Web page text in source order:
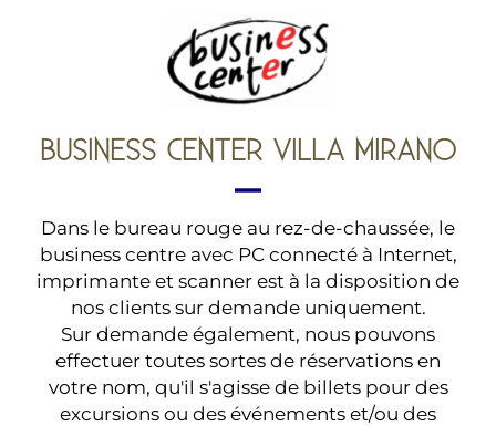
BUSINESS CENTER VILLA MIRANO
Dans le bureau rouge au rez-de-chaussée, le
business centre avec PC connecté à Internet,
imprimante et scanner est à la disposition de
nos clients sur demandeuniquement.
Sur demande également, nous pouvons
effectuer toutes sortes de réservations en
votre nom, qu'il s'agisse de billets pour des
excursions ou des événements et/ou des